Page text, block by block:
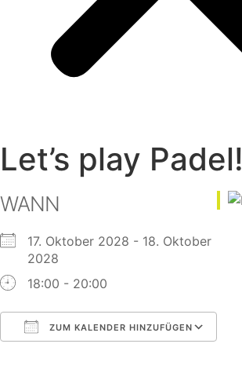
Let’s play Padel!
WANN
17. Oktober 2028 - 18. Oktober
2028
18:00 - 20:00
ZUM KALENDER HINZUFÜGEN